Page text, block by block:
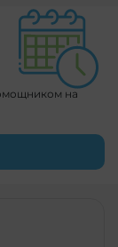
на